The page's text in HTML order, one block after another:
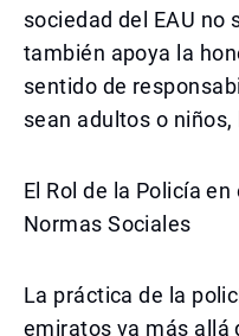
sociedad del EAU no
también apoya la
sentido de
sean adultos o
El Rol de la Policía
Normas Sociales
La práctica de la
emiratos va más allá